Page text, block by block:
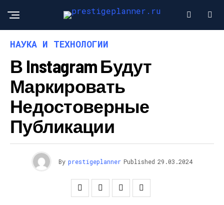
НАУКА И ТЕХНОЛОГИИ
В Instagram Будут
Маркировать
Недостоверные
Публикации
By prestigeplanner Published 29.03.2024